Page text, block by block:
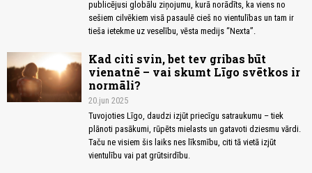
publicējusi globālu ziņojumu, kurā norādīts, ka viens no
sešiem cilvēkiem visā pasaulē cieš no vientulības un tam ir
tieša ietekme uz veselību, vēsta medijs “Nexta”.
Kad citi svin, bet tev gribas būt
vienatnē – vai skumt Līgo svētkos ir
normāli?
20.jun 2025
Tuvojoties Līgo, daudzi izjūt priecīgu satraukumu – tiek
plānoti pasākumi, rūpēts mielasts un gatavoti dziesmu vārdi.
Taču ne visiem šis laiks nes līksmību, citi tā vietā izjūt
vientulību vai pat grūtsirdību.